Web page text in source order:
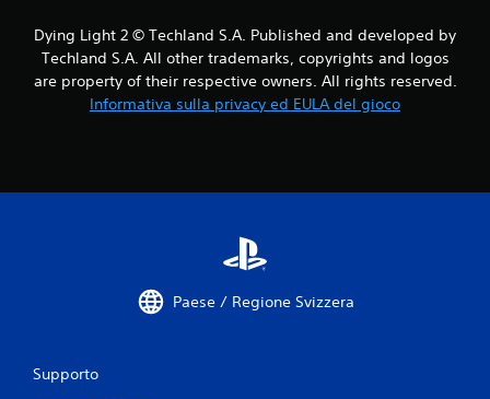
i
o
Dying Light 2 © Techland S.A. Published and developed by
Techland S.A. All other trademarks, copyrights and logos
are property of their respective owners. All rights reserved.
Informativa sulla privacy ed EULA del gioco
Paese / Regione Svizzera
Supporto